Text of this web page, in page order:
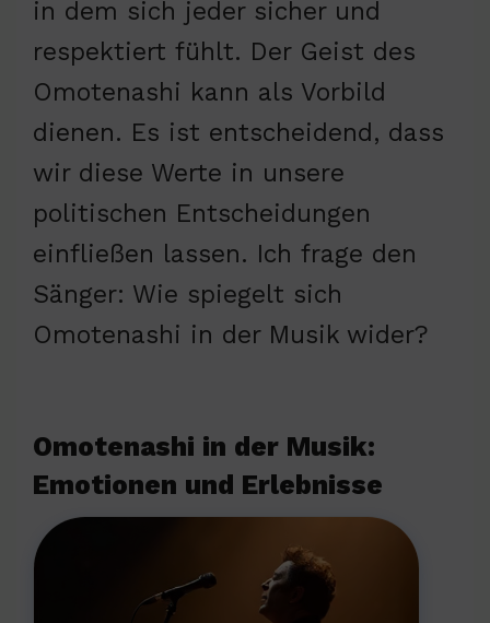
in dem sich jeder sicher und
respektiert fühlt. Der Geist des
Omotenashi kann als Vorbild
dienen. Es ist entscheidend, dass
wir diese Werte in unsere
politischen Entscheidungen
einfließen lassen. Ich frage den
Sänger: Wie spiegelt sich
Omotenashi in der Musik wider?
Omotenashi in der Musik:
Emotionen und Erlebnisse